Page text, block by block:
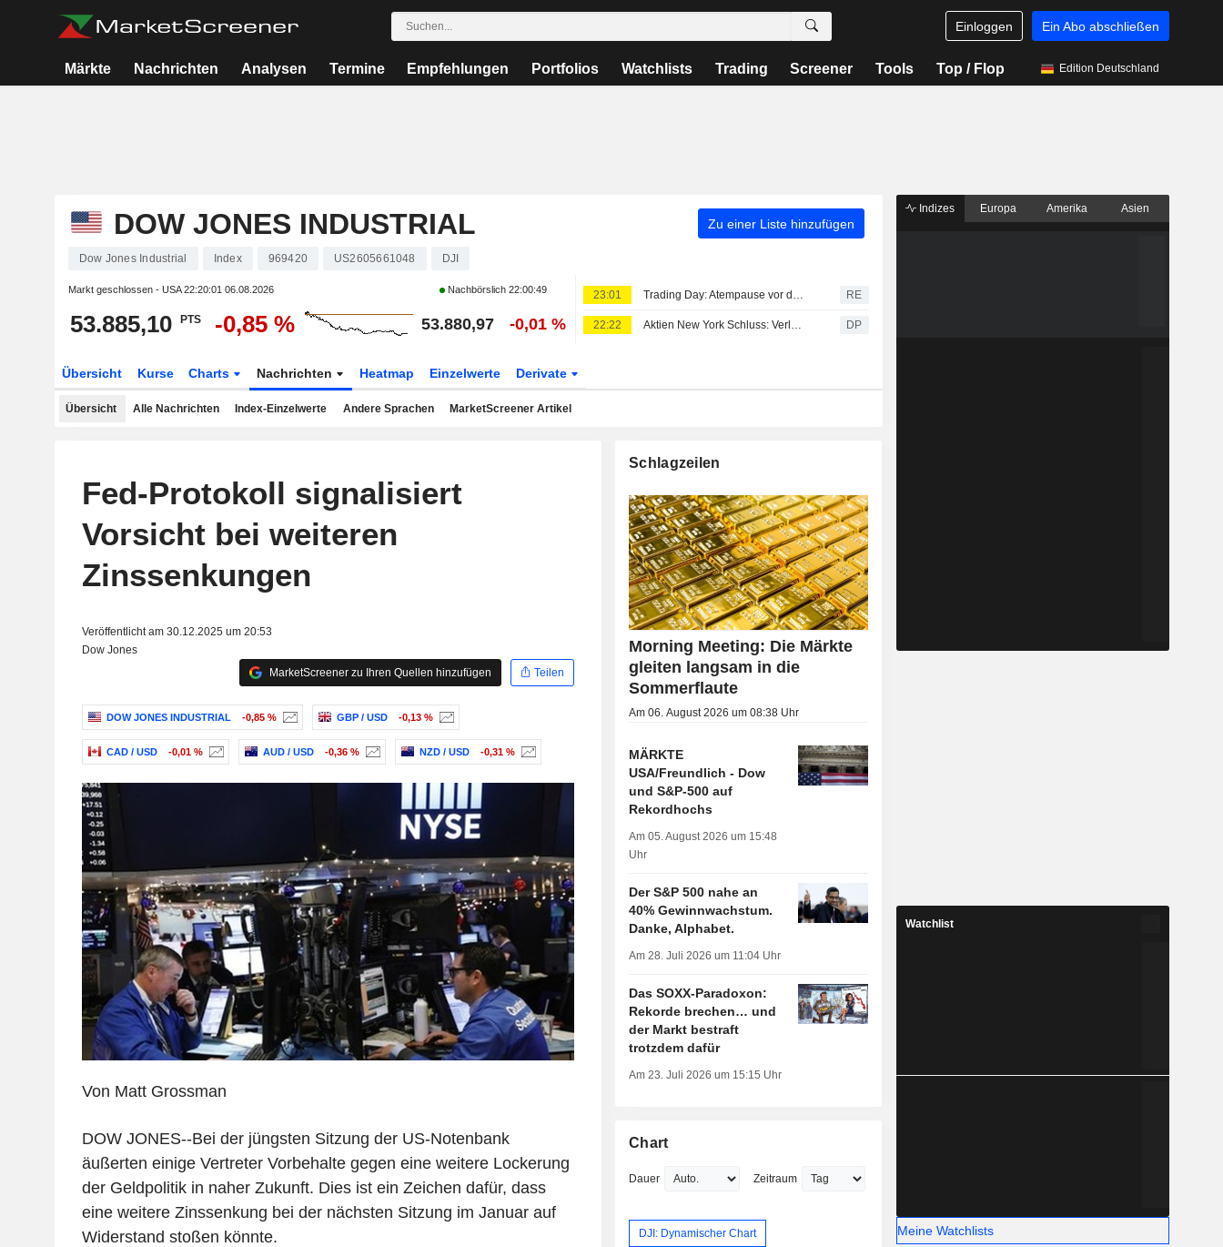
Einloggen Ein Abo abschließen
Märkte Nachrichten Analysen Termine Empfehlungen Portfolios Watchlists Trading Screener Tools Top / Flop Edition Deutschland
DOW JONES INDUSTRIAL Zu einer Liste hinzufügen
Dow Jones Industrial Index 969420 US2605661048 DJI
Markt geschlossen - USA22:20:01 06.08.2026 Nachbörslich22:00:49
53.885,10 PTS -0,85 % 53.880,97 -0,01 %
23:01 Trading Day: Atempause vor den Jobdaten RE
22:22 Aktien New York Schluss: Verluste nach Rekordjagd - Zinssorgen sind zurück DP
Übersicht Kurse Charts Nachrichten Heatmap Einzelwerte Derivate
Übersicht Alle Nachrichten Index-Einzelwerte Andere Sprachen MarketScreener Artikel
Fed-Protokoll signalisiert
Vorsicht bei weiteren
Zinssenkungen
Veröffentlicht am 30.12.2025 um 20:53
Dow Jones
MarketScreener zu Ihren Quellen hinzufügen
Teilen
DOW JONES INDUSTRIAL -0,85 % GBP / USD -0,13 %
CAD / USD -0,01 % AUD / USD -0,36 % NZD / USD -0,31 %
Von Matt Grossman
DOW JONES--Bei der jüngsten Sitzung der US-Notenbank
äußerten einige Vertreter Vorbehalte gegen eine weitere Lockerung
der Geldpolitik in naher Zukunft. Dies ist ein Zeichen dafür, dass
eine weitere Zinssenkung bei der nächsten Sitzung im Januar auf
Widerstand stoßen könnte.
Schlagzeilen
Morning Meeting: Die Märkte
gleiten langsam in die
Sommerflaute
Am 06. August 2026 um 08:38 Uhr
MÄRKTE
USA/Freundlich - Dow
und S&P-500 auf
Rekordhochs
Am 05. August 2026 um 15:48
Uhr
Der S&P 500 nahe an
40% Gewinnwachstum.
Danke, Alphabet.
Am 28. Juli 2026 um 11:04 Uhr
Das SOXX-Paradoxon:
Rekorde brechen… und
der Markt bestraft
trotzdem dafür
Am 23. Juli 2026 um 15:15 Uhr
Chart
Dauer Zeitraum
DJI: Dynamischer Chart
Indizes Europa Amerika Asien
Watchlist
Meine Watchlists